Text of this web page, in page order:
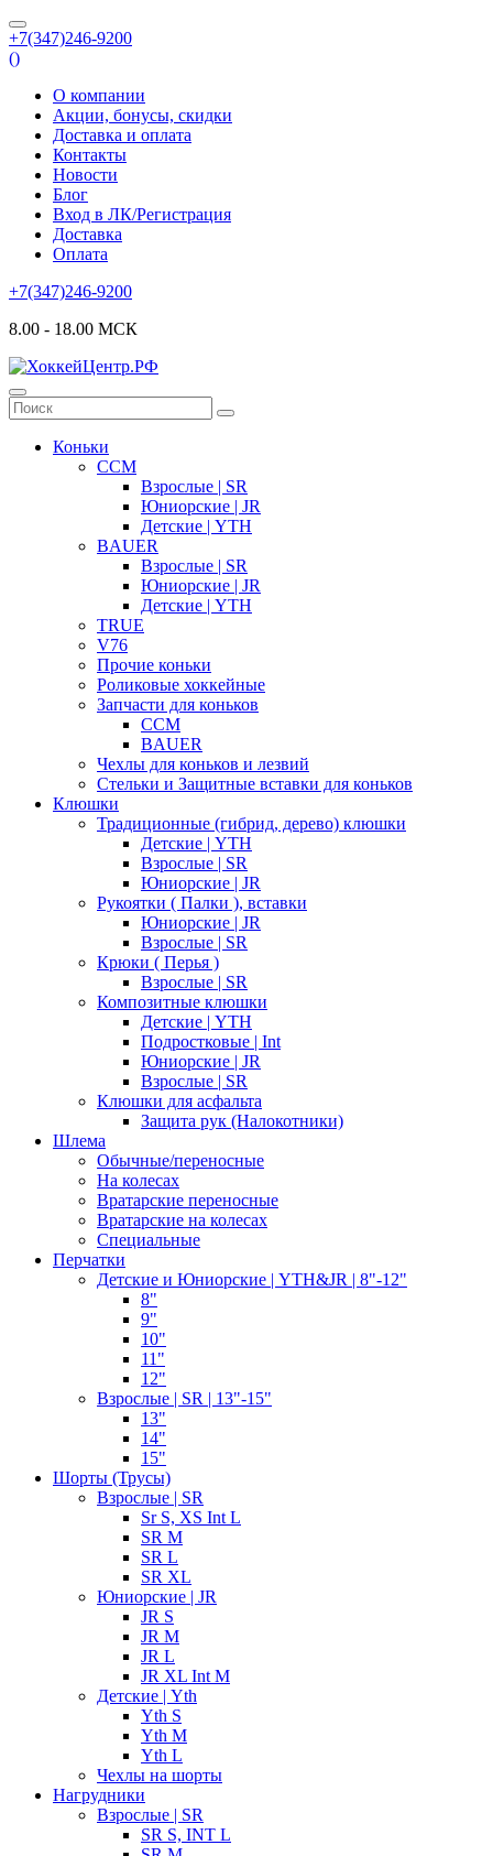
+7(347)246-9200
()
О компании
Акции, бонусы, скидки
Доставка и оплата
Контакты
Новости
Блог
Вход в ЛК/Регистрация
Доставка
Оплата
+7(347)246-9200
8.00 - 18.00 МСК
Коньки
CCM
Взрослые | SR
Юниорские | JR
Детские | YTH
BAUER
Взрослые | SR
Юниорские | JR
Детские | YTH
TRUE
V76
Прочие коньки
Роликовые хоккейные
Запчасти для коньков
CCM
BAUER
Чехлы для коньков и лезвий
Стельки и Защитные вставки для коньков
Клюшки
Традиционные (гибрид, дерево) клюшки
Детские | YTH
Взрослые | SR
Юниорские | JR
Рукоятки ( Палки ), вставки
Юниорские | JR
Взрослые | SR
Крюки ( Перья )
Взрослые | SR
Композитные клюшки
Детские | YTH
Подростковые | Int
Юниорские | JR
Взрослые | SR
Клюшки для асфальта
Защита рук (Налокотники)
Шлема
Обычные/переносные
На колесах
Вратарские переносные
Вратарские на колесах
Специальные
Перчатки
Детские и Юниорские | YTH&JR | 8"-12"
8"
9"
10"
11"
12"
Взрослые | SR | 13"-15"
13"
14"
15"
Шорты (Трусы)
Взрослые | SR
Sr S, XS Int L
SR M
SR L
SR XL
Юниорские | JR
JR S
JR M
JR L
JR XL Int M
Детские | Yth
Yth S
Yth M
Yth L
Чехлы на шорты
Нагрудники
Взрослые | SR
SR S, INT L